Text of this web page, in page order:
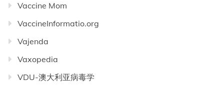
Vaccine Mom
VaccineInformatio.org
Vajenda
Vaxopedia
VDU-澳大利亚病毒学